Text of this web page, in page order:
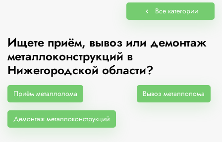
Все категории
Ищете приём, вывоз или демонтаж
металлоконструкций в
Нижегородской области?
Приём металлолома Вывоз металлолома
Демонтаж металлоконструкций